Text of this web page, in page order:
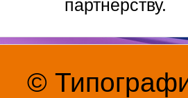
партнерству.
©